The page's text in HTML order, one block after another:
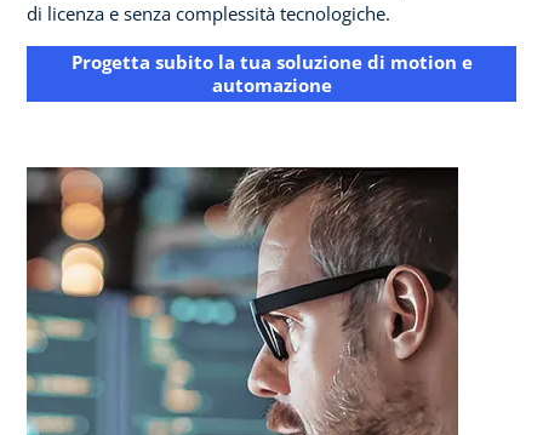
di licenza e senza complessità tecnologiche.
Progetta subito la tua soluzione di motion e
automazione